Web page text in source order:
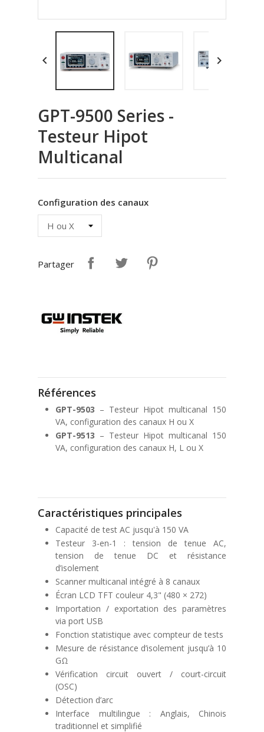
 
GPT-9500 Series -
Testeur Hipot
Multicanal
Configuration des canaux
Partager
Références
GPT-9503 – Testeur Hipot multicanal 150
VA, configuration des canaux H ou X
GPT-9513 – Testeur Hipot multicanal 150
VA, configuration des canaux H, L ou X
Caractéristiques principales
Capacité de test AC jusqu'à 150 VA
Testeur 3-en-1 : tension de tenue AC,
tension de tenue DC et résistance
d’isolement
Scanner multicanal intégré à 8 canaux
Écran LCD TFT couleur 4,3" (480 × 272)
Importation / exportation des paramètres
via port USB
Fonction statistique avec compteur de tests
Mesure de résistance d’isolement jusqu’à 10
GΩ
Vérification circuit ouvert / court-circuit
(OSC)
Détection d’arc
Interface multilingue : Anglais, Chinois
traditionnel et simplifié